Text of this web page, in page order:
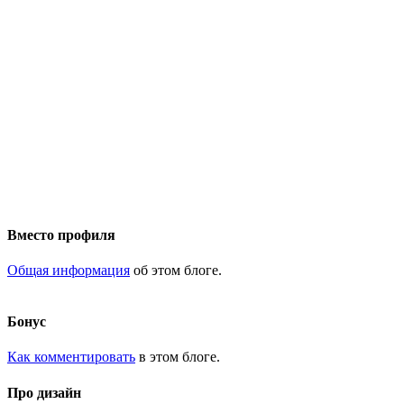
Вместо профиля
Общая информация об этом блоге.
Бонус
Как комментировать в этом блоге.
Про дизайн